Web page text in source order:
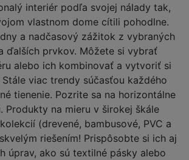
interiér podľa svojej nálady tak,
vlastnom dome cítili pohodlne.
a nadčasový zážitok z vybraných
ďalších prvkov. Môžete si vybrať
alebo ich kombinovať a vytvoriť si
viac trendy súčasťou každého
tienenie. Pozrite sa na horizontálne
Produkty na mieru v širokej škále
(drevené, bambusové, PVC a
riešením! Prispôsobte si ich aj
úprav, ako sú textilné pásky alebo